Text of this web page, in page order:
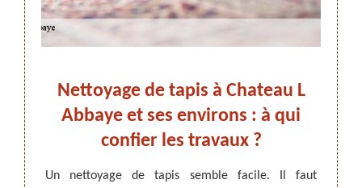
de
Nettoyage de tapis à Chateau L
Abbaye et ses environs : à qui
confier les travaux ?
Un nettoyage de tapis semble facile. Il faut